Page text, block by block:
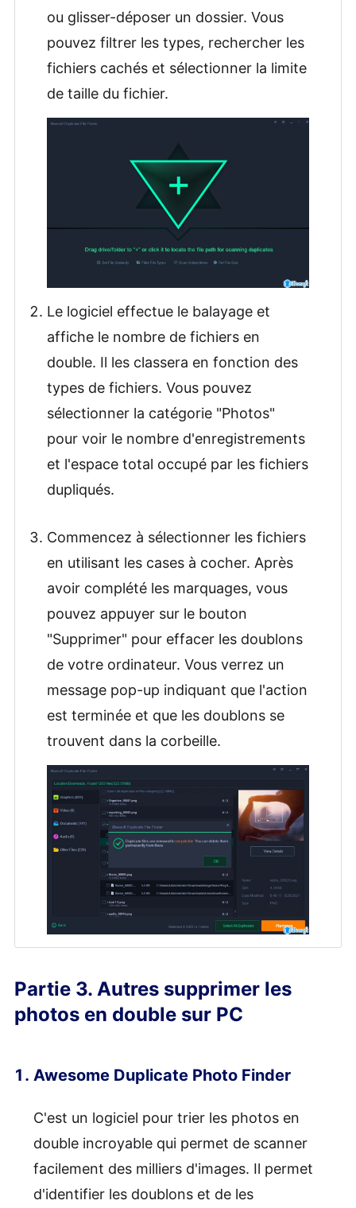
ou glisser-déposer un dossier. Vous
pouvez filtrer les types, rechercher les
fichiers cachés et sélectionner la limite
de taille du fichier.
Le logiciel effectue le balayage et
affiche le nombre de fichiers en
double. Il les classera en fonction des
types de fichiers. Vous pouvez
sélectionner la catégorie "Photos"
pour voir le nombre d'enregistrements
et l'espace total occupé par les fichiers
dupliqués.
Commencez à sélectionner les fichiers
en utilisant les cases à cocher. Après
avoir complété les marquages, vous
pouvez appuyer sur le bouton
"Supprimer" pour effacer les doublons
de votre ordinateur. Vous verrez un
message pop-up indiquant que l'action
est terminée et que les doublons se
trouvent dans la corbeille.
Partie 3. Autres supprimer les
photos en double sur PC
Awesome Duplicate Photo Finder
C'est un logiciel pour trier les photos en
double incroyable qui permet de scanner
facilement des milliers d'images. Il permet
d'identifier les doublons et de les